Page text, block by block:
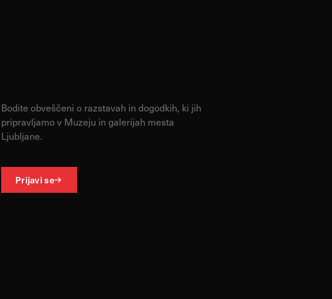
Bodite obveščeni o razstavah in dogodkih, ki jih
pripravljamo v Muzeju in galerijah mesta
Ljubljane.
Prijavi se